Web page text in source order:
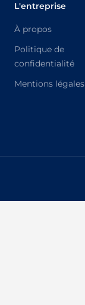
L'entreprise
À propos
Politique de
confidentialité
Mentions légales